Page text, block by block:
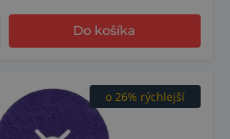
Do košíka
o 26% rýchlejší
o 36% trvácnejší
o 34% vyšší úber